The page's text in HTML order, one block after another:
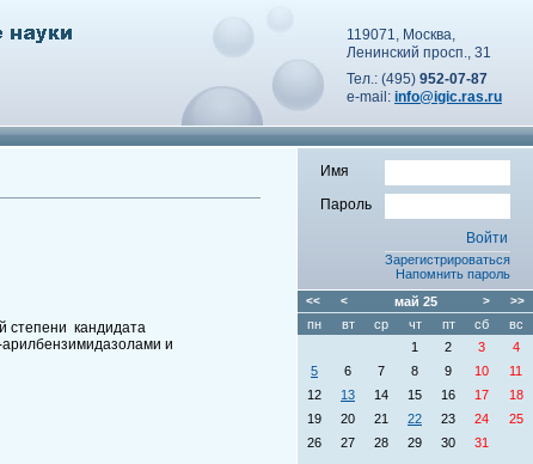
119071, Москва,
Ленинский просп., 31
Тел.: (495) 952-07-87
e-mail: info@igic.ras.ru
степени кандидата
арилбензимидазолами и
Имя
Пароль
Зарегистрироваться
Напомнить пароль
<< < май 25 > >>
пн вт ср чт пт сб
вс
1
2 3
4
5
6 7 8 9 10
11
12
13 14 15 16 17
18
19
20 21 22 23 24
25
26
27 28 29 30 31